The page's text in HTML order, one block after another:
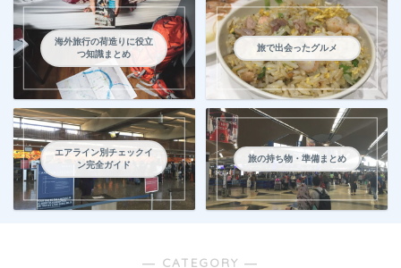
海外旅行の荷造りに役立
つ知識まとめ
旅で出会ったグルメ
エアライン別チェックイ
ン完全ガイド
旅の持ち物・準備まとめ
― CATEGORY ―